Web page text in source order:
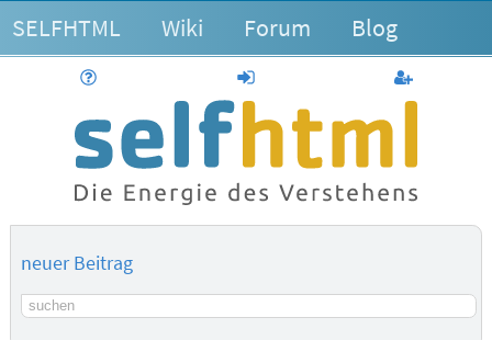
SELFHTML Wiki Forum Blog
anmelden
neuer Beitrag
Suchbegriff